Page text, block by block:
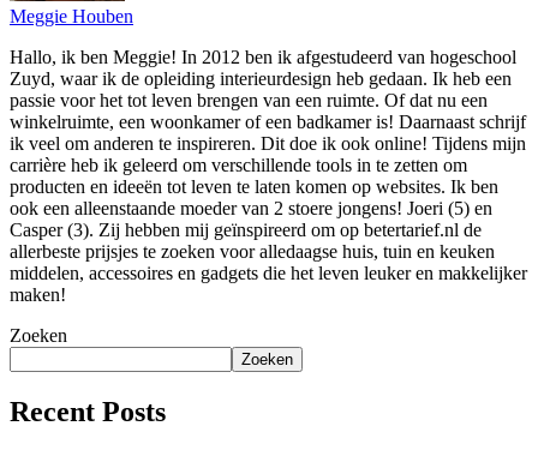
Meggie Houben
Hallo, ik ben Meggie! In 2012 ben ik afgestudeerd van hogeschool
Zuyd, waar ik de opleiding interieurdesign heb gedaan. Ik heb een
passie voor het tot leven brengen van een ruimte. Of dat nu een
winkelruimte, een woonkamer of een badkamer is! Daarnaast schrijf
ik veel om anderen te inspireren. Dit doe ik ook online! Tijdens mijn
carrière heb ik geleerd om verschillende tools in te zetten om
producten en ideeën tot leven te laten komen op websites. Ik ben
ook een alleenstaande moeder van 2 stoere jongens! Joeri (5) en
Casper (3). Zij hebben mij geïnspireerd om op betertarief.nl de
allerbeste prijsjes te zoeken voor alledaagse huis, tuin en keuken
middelen, accessoires en gadgets die het leven leuker en makkelijker
maken!
Zoeken
Zoeken
Recent Posts